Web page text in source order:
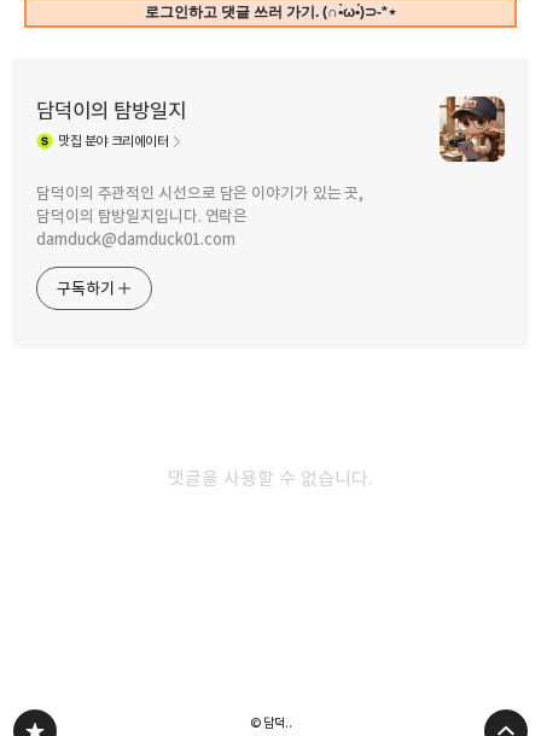
로그인하고 댓글 쓰러 가기. (∩•̀ω•́)⊃-*⋆
담덕이의 탐방일지
맛집 분야 크리에이터
담덕이의 주관적인 시선으로 담은 이야기가 있는 곳,
담덕이의 탐방일지입니다. 연락은
damduck@damduck01.com
구독하기
댓글을 사용할 수 없습니다.
트위터
카카오스토리
아이디어 정리상품이라는이라는 TV,
모니터 상단 거치 선반대.
© 담덕..